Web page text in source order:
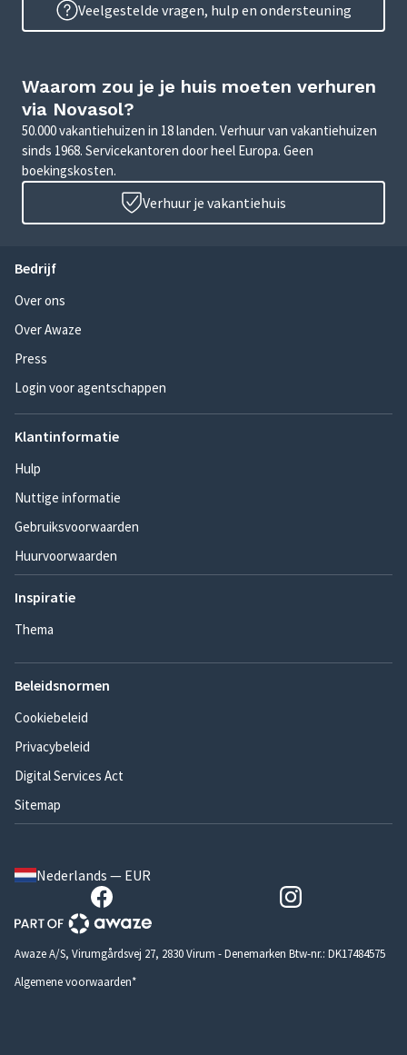
Veelgestelde vragen, hulp en ondersteuning
Waarom zou je je huis moeten verhuren
via Novasol?
50.000 vakantiehuizen in 18 landen. Verhuur van vakantiehuizen
sinds 1968. Servicekantoren door heel Europa. Geen
boekingskosten.
Verhuur je vakantiehuis
Bedrijf
Over ons
Over Awaze
Press
Login voor agentschappen
Klantinformatie
Hulp
Nuttige informatie
Gebruiksvoorwaarden
Huurvoorwaarden
Inspiratie
Thema
Beleidsnormen
Cookiebeleid
Privacybeleid
Digital Services Act
Sitemap
Nederlands — EUR
Awaze A/S, Virumgårdsvej 27, 2830 Virum - Denemarken Btw-nr.: DK17484575
Algemene voorwaarden*